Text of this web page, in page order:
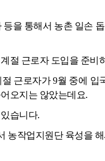
을 통해서 농촌 일손
절 근로자 도입을 준비
근로자가 9월 중에 입
오지는 않았는데요.
습니다.
농작업지원단 육성을